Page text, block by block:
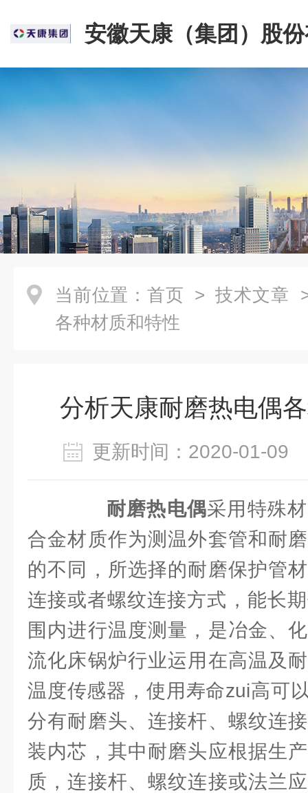
安徽天康（集团）股
司
当前位置： 首页 > 技术文章
各种材质和特性
分析天康耐磨热电偶
更新时间：2020-01-
耐磨热电偶采用特殊
合金材质作为测温外套管和耐
的不同，所选择的耐磨保护管
连接或者螺纹连接方式，能长
围内进行温度测量，是冶金、
流化床锅炉行业运用在高温及
温度传感器，使用寿命zui高可
分有耐磨头、连接杆、螺纹连
装内芯，其中耐磨头应根据生
质，连接杆、螺纹连接或法兰